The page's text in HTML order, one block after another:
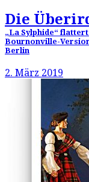
Die
„La Sylphide“
Bournonville-
Berlin
2. März 2019